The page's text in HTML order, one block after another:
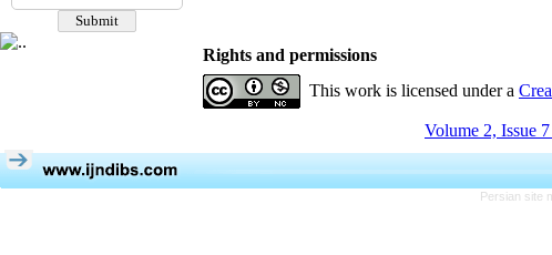
Rights and permissions
This work is licensed under a
Volume 2, Issue
Persian site